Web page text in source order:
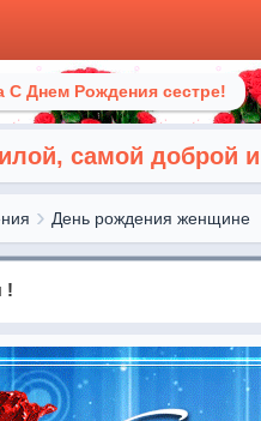
С Днем Рождения сестре!
самой доброй
День рождения женщине
!